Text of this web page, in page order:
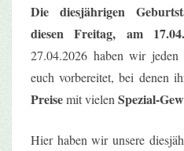
Die diesjährigen
diesen Freitag, am
27.04.2026 haben wir
euch vorbereitet, bei denen
Preisemit vielen Spezial-
Hier haben wir unsere